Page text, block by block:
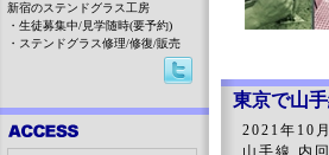
東京で山
2021年10
山手線 内
新宿のステンドグラス工房
・生徒募集中/見学随時(要予約)
・ステンドグラス修理/修復/販売